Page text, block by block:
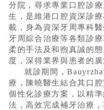
分院，尋求專業口腔診
生，是維港口腔資深診
載，身為資深牙周專科
牙周綜合治療等各類診
柔的手法及和煦真誠的
度，深得業界與患者的廣
就診期間，
療，陳曉醫生結合其口
個性化診療方案，以精
法，高效完成補牙治療